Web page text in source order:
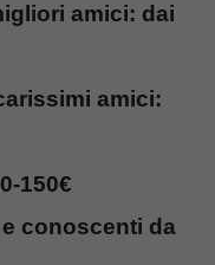
amici: dai
amici:
150€
conoscenti da